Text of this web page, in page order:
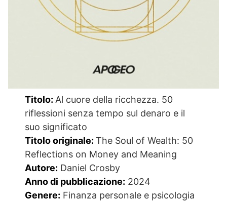
Titolo: Al cuore della ricchezza. 50
riflessioni senza tempo sul denaro e il
suo significato
Titolo originale:The Soul of Wealth: 50
Reflections on Money and Meaning
Autore: Daniel Crosby
Anno di pubblicazione: 2024
Genere: Finanza personale e psicologia